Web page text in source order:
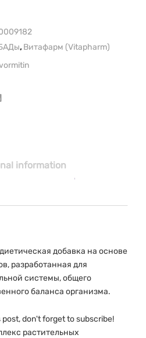
, Витафарм (Vitapharm)
information
добавка на основе
разработанная для
системы, общего
баланса организма.
don't forget to subscribe!
растительных